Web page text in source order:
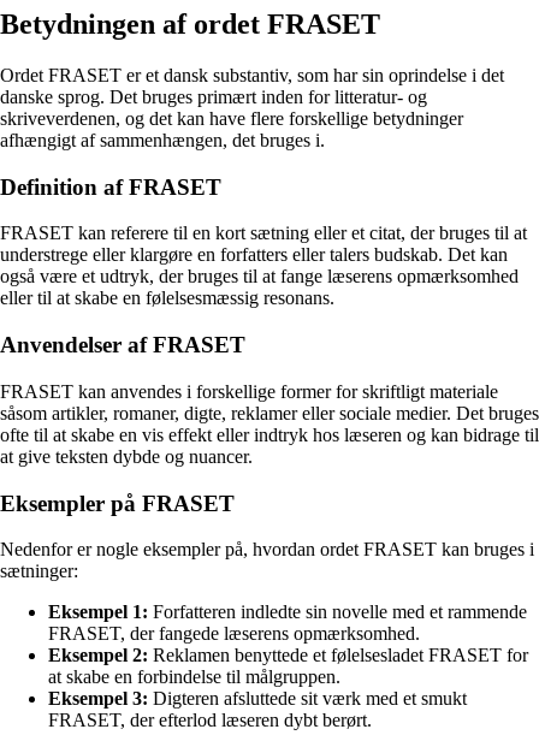
Betydningen af ordet FRASET
Ordet FRASET er et dansk substantiv, som har sin oprindelse i det
danske sprog. Det bruges primært inden for litteratur- og
skriveverdenen, og det kan have flere forskellige betydninger
afhængigt af sammenhængen, det bruges i.
Definition af FRASET
FRASET kan referere til en kort sætning eller et citat, der bruges til at
understrege eller klargøre en forfatters eller talers budskab. Det kan
også være et udtryk, der bruges til at fange læserens opmærksomhed
eller til at skabe en følelsesmæssig resonans.
Anvendelser af FRASET
FRASET kan anvendes i forskellige former for skriftligt materiale
såsom artikler, romaner, digte, reklamer eller sociale medier. Det bruges
ofte til at skabe en vis effekt eller indtryk hos læseren og kan bidrage til
at give teksten dybde og nuancer.
Eksempler på FRASET
Nedenfor er nogle eksempler på, hvordan ordet FRASET kan bruges i
sætninger:
Eksempel 1: Forfatteren indledte sin novelle med et rammende
FRASET, der fangede læserens opmærksomhed.
Eksempel 2: Reklamen benyttede et følelsesladet FRASET for
at skabe en forbindelse til målgruppen.
Eksempel 3: Digteren afsluttede sit værk med et smukt
FRASET, der efterlod læseren dybt berørt.